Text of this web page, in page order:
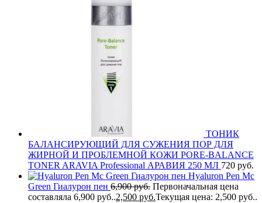
ТОНИК
БАЛАНСИРУЮЩИЙ ДЛЯ СУЖЕНИЯ ПОР ДЛЯ
ЖИРНОЙ И ПРОБЛЕМНОЙ КОЖИ PORE-BALANCE
TONER ARAVIA Professional АРАВИЯ 250 МЛ 720 руб.
Hyaluron Pen Mc
Green Гиалурон пен 6,900руб. Первоначальная цена
составляла 6,900 руб..2,500 руб.Текущая цена: 2,500 руб..